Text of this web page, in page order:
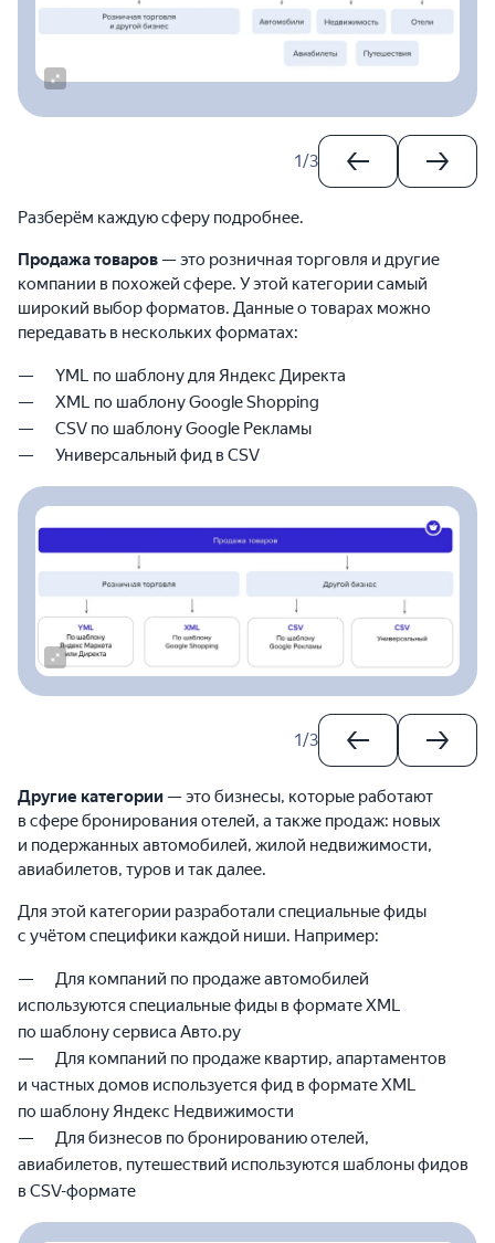
1/3
Разберём каждую сферу подробнее.
Продажа товаров — это розничная торговля и другие
компании в похожей сфере. У этой категории самый
широкий выбор форматов. Данные о товарах можно
передавать в нескольких форматах:
YML по шаблону для Яндекс Директа
XML по шаблону Google Shopping
CSV по шаблону Google Рекламы
Универсальный фид в CSV
1/3
Другие категории — это бизнесы, которые работают
в сфере бронирования отелей, а также продаж: новых
и подержанных автомобилей, жилой недвижимости,
авиабилетов, туров и так далее.
Для этой категории разработали специальные фиды
с учётом специфики каждой ниши. Например:
Для компаний по продаже автомобилей
используются специальные фиды в формате XML
по шаблону сервиса Авто.ру
Для компаний по продаже квартир, апартаментов
и частных домов используется фид в формате XML
по шаблону Яндекс Недвижимости
Для бизнесов по бронированию отелей,
авиабилетов, путешествий используются шаблоны фидов
в CSV-формате